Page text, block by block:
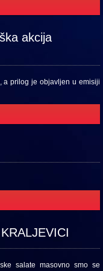
akcija
a prilog je objavljen u emisiji
salate masovno smo se